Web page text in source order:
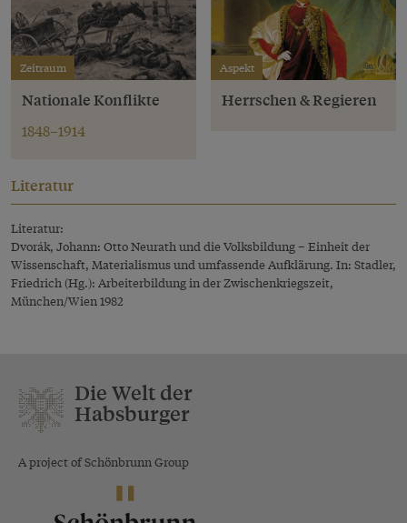
Zeitraum
Nationale Konflikte
1848–1914
Aspekt
Herrschen & Regieren
Literatur
Literatur:
Dvorák, Johann: Otto Neurath und die Volksbildung – Einheit der
Wissenschaft, Materialismus und umfassende Aufklärung. In: Stadler,
Friedrich (Hg.): Arbeiterbildung in der Zwischenkriegszeit,
München/Wien 1982
Die Welt der
Habsburger
A project of Schönbrunn Group